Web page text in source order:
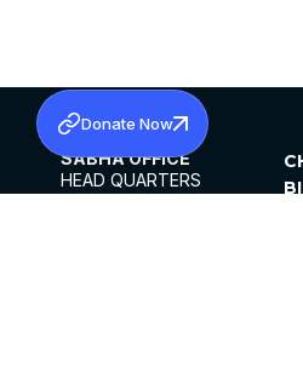
SABHA OFFICE
HEAD QUARTERS
Donate Now